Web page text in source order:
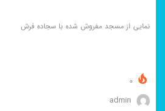
نمایی از مسجد مفروش شده با سجاده فرش
admin